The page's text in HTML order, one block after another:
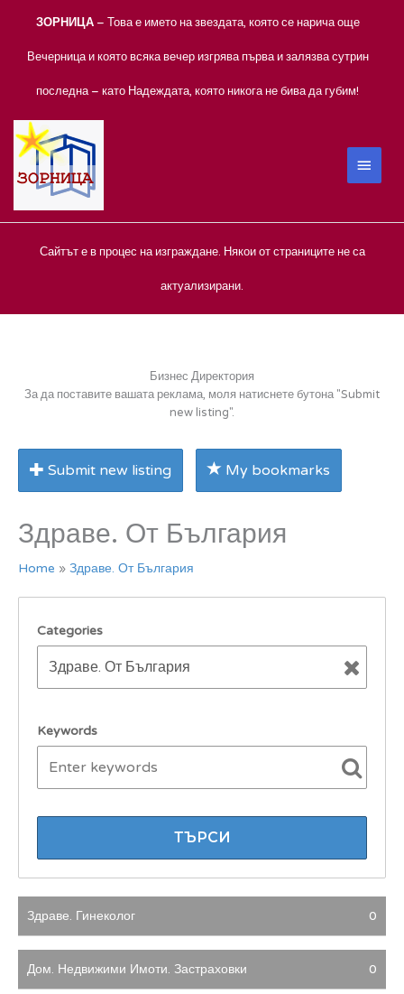
ЗОРНИЦА– Това е името на звездата, която се нарича още
Вечерница и която всяка вечер изгрява първа и залязва сутрин
последна – като Надеждата, която никога не бива да губим!
MAIN
Сайтът е в процес на изграждане. Някои от страниците не са
актуализирани.
Бизнес Директория
За да поставите вашата реклама, моля натиснете бутона "Submit
new listing".
Submit new listing My bookmarks
Здраве. От България
Home » Здраве. От България
Categories
Keywords
Здраве. Гинеколог 0
Дом. Недвижими Имоти. Застраховки 0